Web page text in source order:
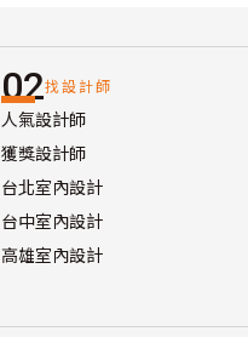
02找設計師
人氣設計師
獲獎設計師
台北室內設計
台中室內設計
高雄室內設計